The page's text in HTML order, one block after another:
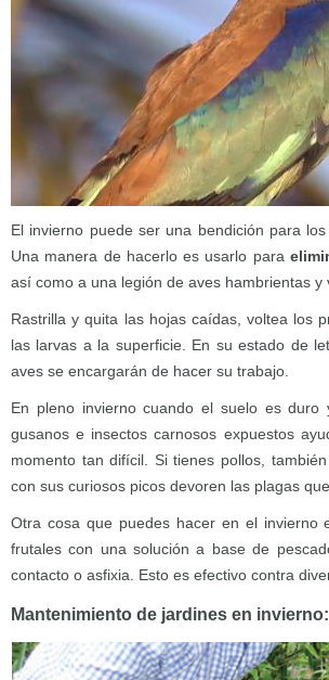
El invierno puede ser una bendición para
Una manera de hacerlo es usarlo para
así como a una legión de aves hambrientas
Rastrilla y quita las hojas caídas, voltea los
las larvas a la superficie. En su estado de
aves se encargarán de hacer su trabajo.
En pleno invierno cuando el suelo es
gusanos e insectos carnosos expuestos
momento tan difícil. Si tienes pollos,
con sus curiosos picos devoren las plagas
Otra cosa que puedes hacer en el invierno
frutales con una solución a base de
contacto o asfixia. Esto es efectivo contra
Mantenimiento de jardines en